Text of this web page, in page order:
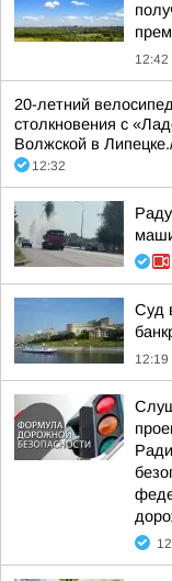
12:42
20-летний
столкновения с
Волжской в
12:32
Суд
12:19